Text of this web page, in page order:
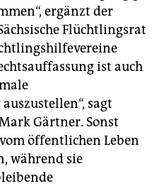
ergänzt der
Flüchtlingsrat
ist auch
sagt
Gärtner. Sonst
öffentlichen Leben
während sie